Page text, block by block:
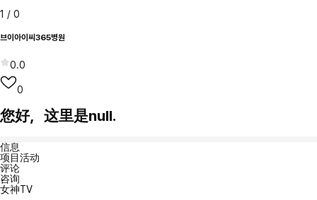
1 / 0
브이아이씨365병원
0.0
0
您好，这里是null.
信息
项目活动
评论
咨询
女神TV